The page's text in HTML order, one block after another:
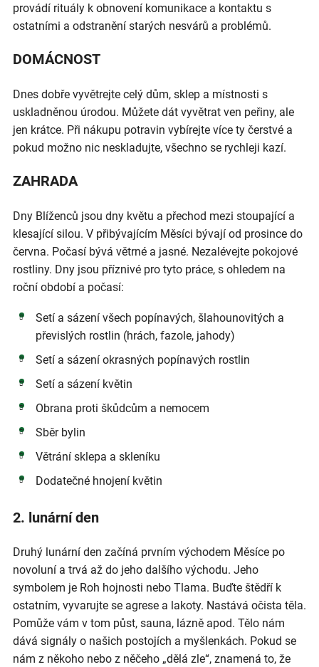
provádí rituály k obnovení komunikace a kontaktu s
ostatními a odstranění starých nesvárů a problémů.
DOMÁCNOST
Dnes dobře vyvětrejte celý dům, sklep a místnosti s
uskladněnou úrodou. Můžete dát vyvětrat ven peřiny, ale
jen krátce. Při nákupu potravin vybírejte více ty čerstvé a
pokud možno nic neskladujte, všechno se rychleji kazí.
ZAHRADA
Dny Blíženců jsou dny květu a přechod mezi stoupající a
klesající silou. V přibývajícím Měsíci bývají od prosince do
června. Počasí bývá větrné a jasné. Nezalévejte pokojové
rostliny. Dny jsou příznivé pro tyto práce, s ohledem na
roční období a počasí:
Setí a sázení všech popínavých, šlahounovitých a
převislých rostlin (hrách, fazole, jahody)
Setí a sázení okrasných popínavých rostlin
Setí a sázení květin
Obrana proti škůdcům a nemocem
Sběr bylin
Větrání sklepa a skleníku
Dodatečné hnojení květin
2. lunární den
Druhý lunární den začíná prvním východem Měsíce po
novoluní a trvá až do jeho dalšího východu. Jeho
symbolem je Roh hojnosti nebo Tlama. Buďte štědří k
ostatním, vyvarujte se agrese a lakoty. Nastává očista těla.
Pomůže vám v tom půst, sauna, lázně apod. Tělo nám
dává signály o našich postojích a myšlenkách. Pokud se
nám z někoho nebo z něčeho „dělá zle“, znamená to, že